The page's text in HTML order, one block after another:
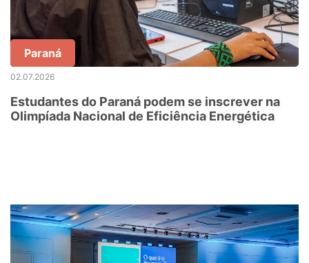
Paraná
02.07.2026
Estudantes do Paraná podem se inscrever na
Olimpíada Nacional de Eficiência Energética